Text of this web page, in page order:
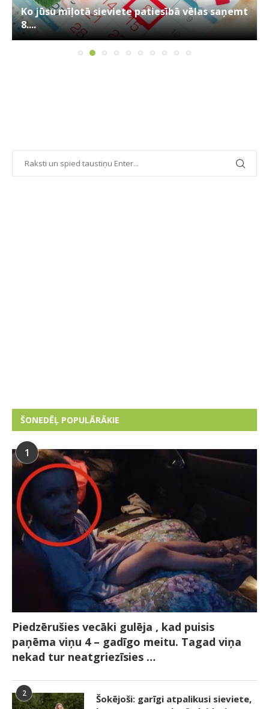
Ko jūsu mīļotā sieviete patiesībā vēlas saņemt
8....
ŠONEDĒĻ POPULĀRĀKIE
1
Piedzērušies vecāki gulēja , kad puisis
paņēma viņu 4 – gadīgo meitu. Tagad viņa
nekad tur neatgriezīsies …
2
Šokējoši: garīgi atpalikusi sieviete,